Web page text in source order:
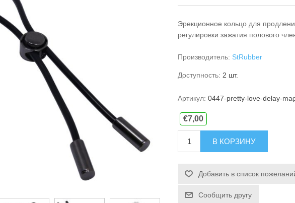
Эрекционное кольцо для
регулировки зажатия полового
Производитель: StRubber
Доступность: 2 шт.
Артикул: 0447-pretty-love-delay-
€7,00
В КОРЗИНУ
Добавить в список
Сообщить другу